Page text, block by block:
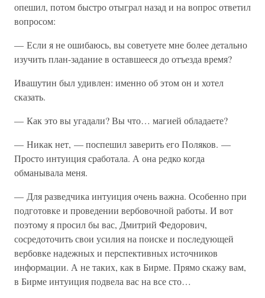
опешил, потом быстро отыграл назад и на вопрос ответил
вопросом:
— Если я не ошибаюсь, вы советуете мне более детально
изучить план-задание в оставшееся до отъезда время?
Ивашутин был удивлен: именно об этом он и хотел
сказать.
— Как это вы угадали? Вы что… магией обладаете?
— Никак нет, — поспешил заверить его Поляков. —
Просто интуиция сработала. А она редко когда
обманывала меня.
— Для разведчика интуиция очень важна. Особенно при
подготовке и проведении вербовочной работы. И вот
поэтому я просил бы вас, Дмитрий Федорович,
сосредоточить свои усилия на поиске и последующей
вербовке надежных и перспективных источников
информации. А не таких, как в Бирме. Прямо скажу вам,
в Бирме интуиция подвела вас на все сто…